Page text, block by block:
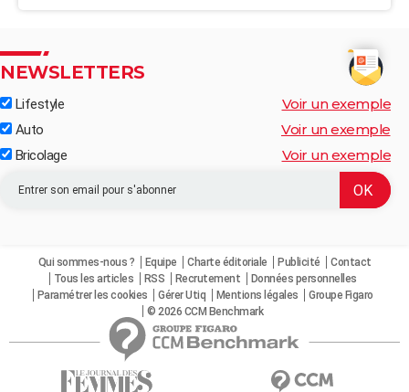
NEWSLETTERS
Lifestyle Voir un exemple
Auto Voir un exemple
Bricolage Voir un exemple
Qui sommes-nous ? Equipe Charte éditoriale Publicité
Contact
Tous les articles
RSS Recrutement
Données personnelles
Paramétrer les cookies
Gérer Utiq Mentions légales
Groupe Figaro
© 2026 CCM Benchmark